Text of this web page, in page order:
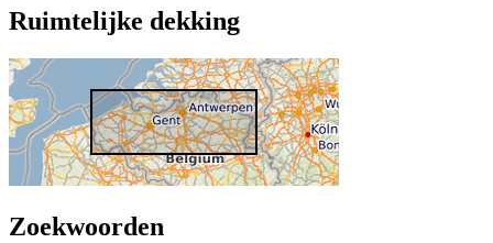
Ruimtelijke dekking
Zoekwoorden